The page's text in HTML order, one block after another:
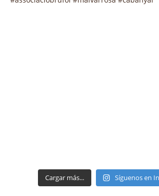
Cargar más... Síguenos en